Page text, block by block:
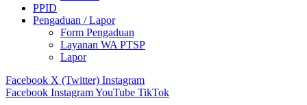
PPID
Pengaduan / Lapor
Form Pengaduan
Layanan WA PTSP
Lapor
Facebook X (Twitter) Instagram
Facebook InstagramYouTube TikTok